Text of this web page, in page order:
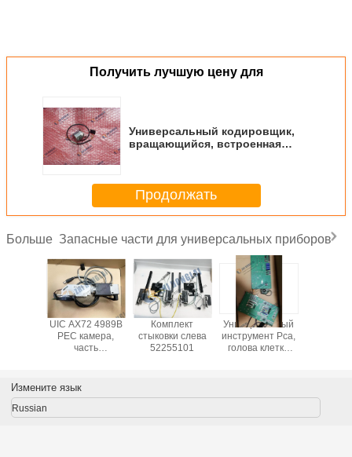
Получить лучшую цену для
Универсальный кодировщик,
вращающийся, встроенная
Продолжать
Больше Запасные части для универсальных приборов
UIC AX72 4989B
PEC камера,
часть
Комплект
стыковки слева
52255101
Универсальный
инструмент Pca,
голова клетка
Измените язык
Russian